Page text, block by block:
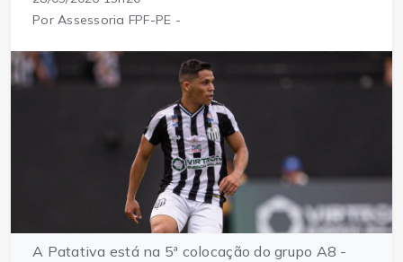
Por Assessoria FPF-PE -
A Patativa está na 5ª colocação do grupo A8 -